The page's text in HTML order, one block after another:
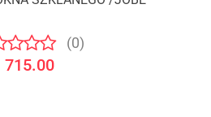
(0)
715.00